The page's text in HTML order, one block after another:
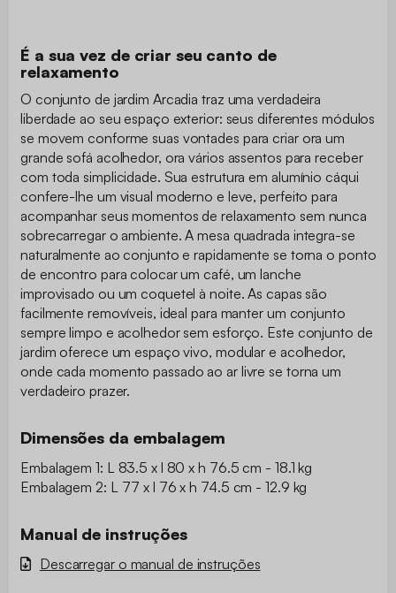
É a sua vez de criar seu canto de
relaxamento
O conjunto de jardim Arcadia traz uma verdadeira
liberdade ao seu espaço exterior: seus diferentes módulos
se movem conforme suas vontades para criar ora um
grande sofá acolhedor, ora vários assentos para receber
com toda simplicidade. Sua estrutura em alumínio cáqui
confere-lhe um visual moderno e leve, perfeito para
acompanhar seus momentos de relaxamento sem nunca
sobrecarregar o ambiente. A mesa quadrada integra-se
naturalmente ao conjunto e rapidamente se torna o ponto
de encontro para colocar um café, um lanche
improvisado ou um coquetel à noite. As capas são
facilmente removíveis, ideal para manter um conjunto
sempre limpo e acolhedor sem esforço. Este conjunto de
jardim oferece um espaço vivo, modular e acolhedor,
onde cada momento passado ao ar livre se torna um
verdadeiro prazer.
Dimensões da embalagem
Embalagem 1: L 83.5 x l 80 x h 76.5 cm - 18.1 kg
Embalagem 2: L 77 x l 76 x h 74.5 cm - 12.9 kg
Manual de instruções
Descarregar o manual de instruções